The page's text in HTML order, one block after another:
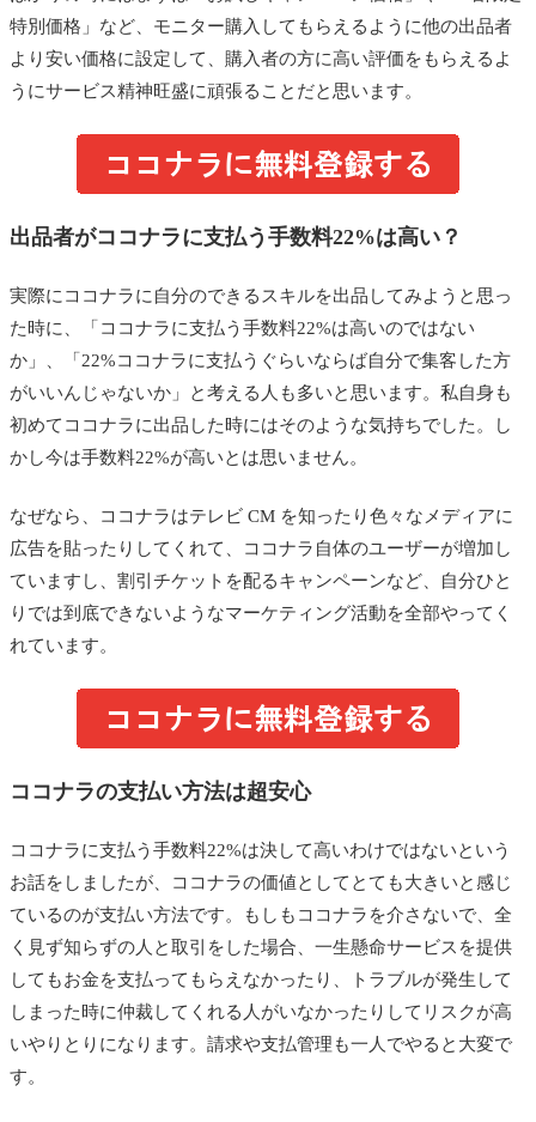
特別価格」など、モニター購入してもらえるように他の出品者
より安い価格に設定して、購入者の方に高い評価をもらえるよ
うにサービス精神旺盛に頑張ることだと思います。
出品者がココナラに支払う手数料22%は高い？
実際にココナラに自分のできるスキルを出品してみようと思っ
た時に、「ココナラに支払う手数料22%は高いのではない
か」、「22%ココナラに支払うぐらいならば自分で集客した方
がいいんじゃないか」と考える人も多いと思います。私自身も
初めてココナラに出品した時にはそのような気持ちでした。し
かし今は手数料22%が高いとは思いません。
なぜなら、ココナラはテレビ CM を知ったり色々なメディアに
広告を貼ったりしてくれて、ココナラ自体のユーザーが増加し
ていますし、割引チケットを配るキャンペーンなど、自分ひと
りでは到底できないようなマーケティング活動を全部やってく
れています。
ココナラの支払い方法は超安心
ココナラに支払う手数料22%は決して高いわけではないという
お話をしましたが、ココナラの価値としてとても大きいと感じ
ているのが支払い方法です。もしもココナラを介さないで、全
く見ず知らずの人と取引をした場合、一生懸命サービスを提供
してもお金を支払ってもらえなかったり、トラブルが発生して
しまった時に仲裁してくれる人がいなかったりしてリスクが高
いやりとりになります。請求や支払管理も一人でやると大変で
す。